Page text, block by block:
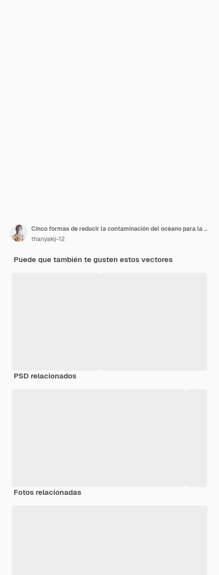
Cinco formas de reducir la contaminación del océano para la educación, la presentación y el sitio web.
thanyakij-12
Puede que también te gusten estos vectores
PSD relacionados
Fotos relacionadas